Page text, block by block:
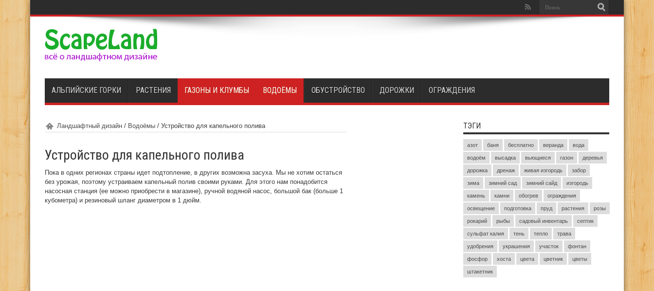
АЛЬПИЙСКИЕ ГОРКИ РАСТЕНИЯ ГАЗОНЫ И КЛУМБЫ ВОДОЁМЫ ОБУСТРОЙСТВО ДОРОЖКИ ОГРАЖДЕНИЯ
Ландшафтный дизайн / Водоёмы / Устройство для капельного полива
Устройство для капельного полива
Пока в одних регионах страны идет подтопление, в других возможна засуха. Мы не хотим остаться
без урожая, поэтому устраиваем капельный полив своими руками. Для этого нам понадобится
насосная станция (ее можно приобрести в магазине), ручной водяной насос, большой бак (больше 1
кубометра) и резиновый шланг диаметром в 1 дюйм.
ТЭГИ
азот баня бесплатно веранда вода
водоём высадка вьющиеся газон деревья
дорожка дренаж живая изгородь забор
зима зимний сад зимний сайд изгородь
камень камни обогрев ограждения
освещение подготовка пруд растения розы
рокарий рыбы садовый инвентарь септик
сульфат калия тень тепло трава
удобрения украшения участок фонтан
фосфор хоста цвета цветник цветы
штакетник